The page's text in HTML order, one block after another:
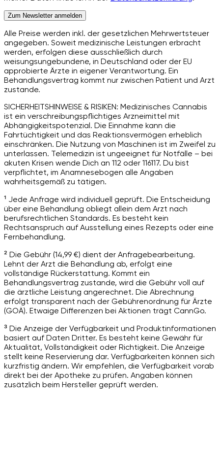
Zum Newsletter anmelden
Alle Preise werden inkl. der gesetzlichen Mehrwertsteuer
angegeben. Soweit medizinische Leistungen erbracht
werden, erfolgen diese ausschließlich durch
weisungsungebundene, in Deutschland oder der EU
approbierte Ärzte in eigener Verantwortung. Ein
Behandlungsvertrag kommt nur zwischen Patient und Arzt
zustande.
SICHERHEITSHINWEISE & RISIKEN: Medizinisches Cannabis
ist ein verschreibungspflichtiges Arzneimittel mit
Abhängigkeitspotenzial. Die Einnahme kann die
Fahrtüchtigkeit und das Reaktionsvermögen erheblich
einschränken. Die Nutzung von Maschinen ist im Zweifel zu
unterlassen. Telemedizin ist ungeeignet für Notfälle – bei
akuten Krisen wende Dich an 112 oder 116117. Du bist
verpflichtet, im Anamnesebogen alle Angaben
wahrheitsgemäß zu tätigen.
¹ Jede Anfrage wird individuell geprüft. Die Entscheidung
über eine Behandlung obliegt allein dem Arzt nach
berufsrechtlichen Standards. Es besteht kein
Rechtsanspruch auf Ausstellung eines Rezepts oder eine
Fernbehandlung.
² Die Gebühr (14,99 €) dient der Anfragebearbeitung.
Lehnt der Arzt die Behandlung ab, erfolgt eine
vollständige Rückerstattung. Kommt ein
Behandlungsvertrag zustande, wird die Gebühr voll auf
die ärztliche Leistung angerechnet. Die Abrechnung
erfolgt transparent nach der Gebührenordnung für Ärzte
(GOÄ). Etwaige Differenzen bei Aktionen trägt CannGo.
³ Die Anzeige der Verfügbarkeit und Produktinformationen
basiert auf Daten Dritter. Es besteht keine Gewähr für
Aktualität, Vollständigkeit oder Richtigkeit. Die Anzeige
stellt keine Reservierung dar. Verfügbarkeiten können sich
kurzfristig ändern. Wir empfehlen, die Verfügbarkeit vorab
direkt bei der Apotheke zu prüfen. Angaben können
zusätzlich beim Hersteller geprüft werden.